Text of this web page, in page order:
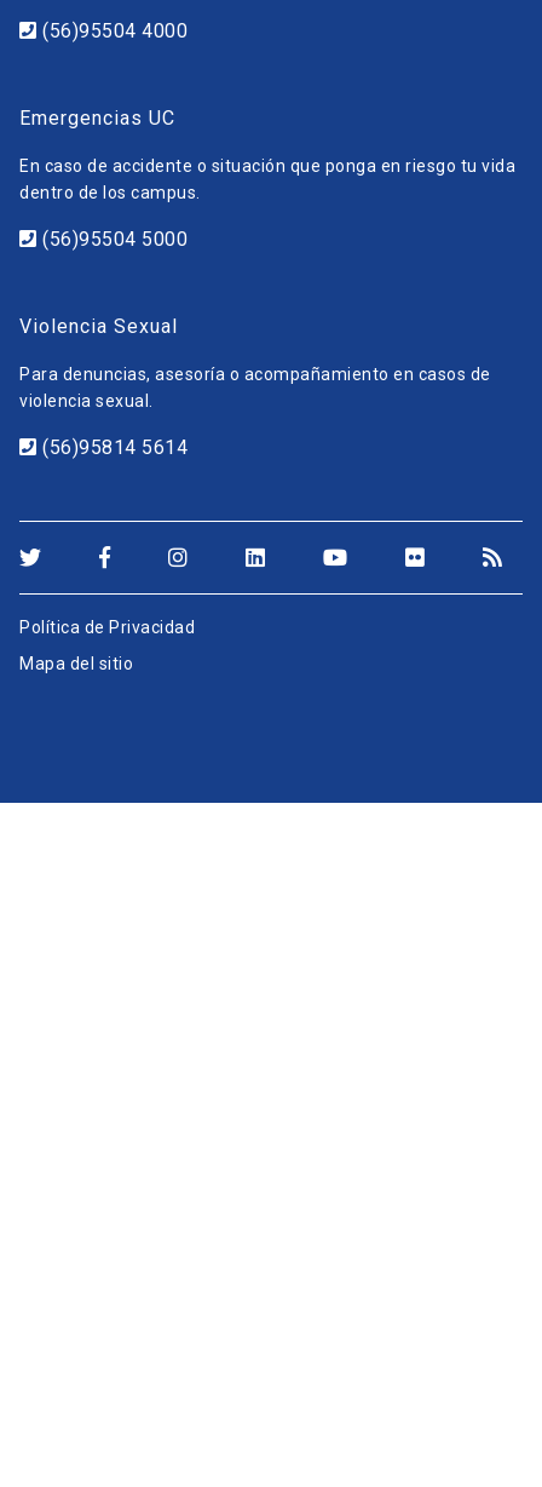
(56)95504 4000
Emergencias UC
En caso de accidente o situación que ponga en riesgo tu vida
dentro de los campus.
(56)95504 5000
Violencia Sexual
Para denuncias, asesoría o acompañamiento en casos de
violencia sexual.
(56)95814 5614
Política de Privacidad
Mapa del sitio